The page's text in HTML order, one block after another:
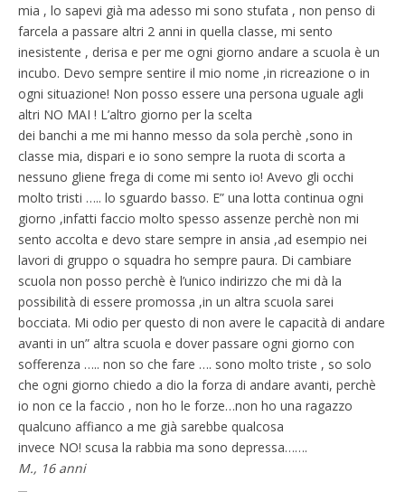
mia , lo sapevi già ma adesso mi sono stufata , non penso di
farcela a passare altri 2 anni in quella classe, mi sento
inesistente , derisa e per me ogni giorno andare a scuola è un
incubo. Devo sempre sentire il mio nome ,in ricreazione o in
ogni situazione! Non posso essere una persona uguale agli
altri NO MAI ! L’altro giorno per la scelta
dei banchi a me mi hanno messo da sola perchè ,sono in
classe mia, dispari e io sono sempre la ruota di scorta a
nessuno gliene frega di come mi sento io! Avevo gli occhi
molto tristi ….. lo sguardo basso. E” una lotta continua ogni
giorno ,infatti faccio molto spesso assenze perchè non mi
sento accolta e devo stare sempre in ansia ,ad esempio nei
lavori di gruppo o squadra ho sempre paura. Di cambiare
scuola non posso perchè è l’unico indirizzo che mi dà la
possibilità di essere promossa ,in un altra scuola sarei
bocciata. Mi odio per questo di non avere le capacità di andare
avanti in un” altra scuola e dover passare ogni giorno con
sofferenza ….. non so che fare …. sono molto triste , so solo
che ogni giorno chiedo a dio la forza di andare avanti, perchè
io non ce la faccio , non ho le forze…non ho una ragazzo
qualcuno affianco a me già sarebbe qualcosa
invece NO! scusa la rabbia ma sono depressa…….
M., 16 anni